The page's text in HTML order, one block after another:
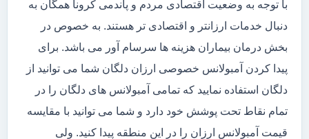
با توجه به وضعیت اقتصادی مردم و پاندمی کرونا همگان به
دنبال خدمات ارزانتر و اقتصادی تر هستند. به خصوص در
بخش درمان بیماران هزینه ها سرسام آور می باشد. برای
پیدا کردن آمبولانس خصوصی ارزان دلگان شما می توانید از
دلگان استفاده نمایید که تمامی آمبولانس های دلگان را در
تمام نقاط تحت پوشش خود دارد و شما می توانید با مقایسه
قیمت آمبولانس ارزان را در این منطقه پیدا کنید. ولی